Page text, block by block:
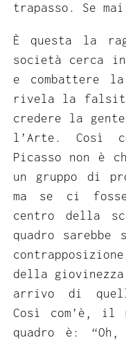
trapasso. Se
È questa la
società cerca in
e combattere
rivela la
credere la
l’Arte. Così
Picasso non è
un gruppo di
ma se ci
centro della
quadro
della
arrivo di
Così com’è, il
quadro è: